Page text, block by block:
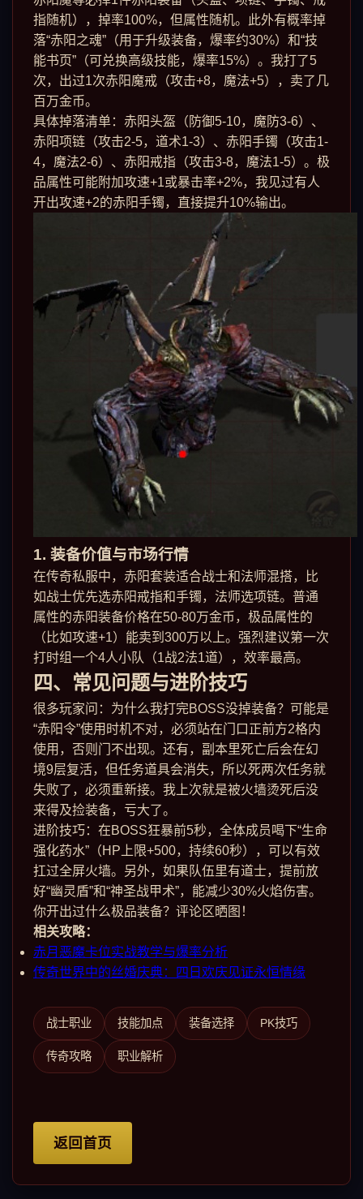
指随机），掉率100%，但属性随机。此外有概率掉
落“赤阳之魂”（用于升级装备，爆率约30%）和“技
能书页”（可兑换高级技能，爆率15%）。我打了5
次，出过1次赤阳魔戒（攻击+8，魔法+5），卖了几
百万金币。
具体掉落清单：赤阳头盔（防御5-10，魔防3-6）、
赤阳项链（攻击2-5，道术1-3）、赤阳手镯（攻击1-
4，魔法2-6）、赤阳戒指（攻击3-8，魔法1-5）。极
品属性可能附加攻速+1或暴击率+2%，我见过有人
开出攻速+2的赤阳手镯，直接提升10%输出。
1. 装备价值与市场行情
在传奇私服中，赤阳套装适合战士和法师混搭，比
如战士优先选赤阳戒指和手镯，法师选项链。普通
属性的赤阳装备价格在50-80万金币，极品属性的
（比如攻速+1）能卖到300万以上。强烈建议第一次
打时组一个4人小队（1战2法1道），效率最高。
四、常见问题与进阶技巧
很多玩家问：为什么我打完BOSS没掉装备？可能是
“赤阳令”使用时机不对，必须站在门口正前方2格内
使用，否则门不出现。还有，副本里死亡后会在幻
境9层复活，但任务道具会消失，所以死两次任务就
失败了，必须重新接。我上次就是被火墙烫死后没
来得及捡装备，亏大了。
进阶技巧：在BOSS狂暴前5秒，全体成员喝下“生命
强化药水”（HP上限+500，持续60秒），可以有效
扛过全屏火墙。另外，如果队伍里有道士，提前放
好“幽灵盾”和“神圣战甲术”，能减少30%火焰伤害。
你开出过什么极品装备？评论区晒图！
相关攻略：
赤月恶魔卡位实战教学与爆率分析
传奇世界中的丝婚庆典：四日欢庆见证永恒情缘
战士职业 技能加点 装备选择 PK技巧
传奇攻略 职业解析
返回首页